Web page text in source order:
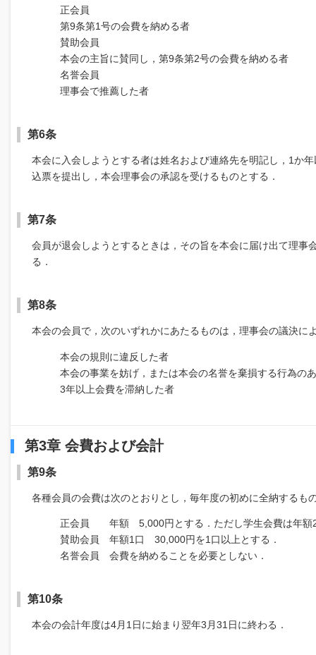
正会員
第9条第1号の会費を納める者
賛助会員
本会の主旨に賛同し，第9条第2号の会費を納める者
名誉会員
理事会で推薦した者
第6条
本会に入会しようとする者は姓名および連絡先を明記し，1か
込票を提出し，本会理事会の承認を受けるものとする．
第7条
会員が退会しようとするときは，その旨を本会に届け出て理事
る．
第8条
本会の会員で，次のいずれかにあたるものは，理事会の議決に
本会の規則に違反した者
本会の事業を妨げ，または本会の名誉を棄損する行為の
3年以上会費を滞納した者
第3章 会費および会計
第9条
各種会員の会費は次のとおりとし，毎年度の初めに全納するも
正会員 年額 5,000円とする．ただし学生会費は年額
賛助会員 年額1口 30,000円を1口以上とする．
名誉会員 会費を納めることを必要としない．
第10条
本会の会計年度は4月1日に始まり翌年3月31日に終わる．